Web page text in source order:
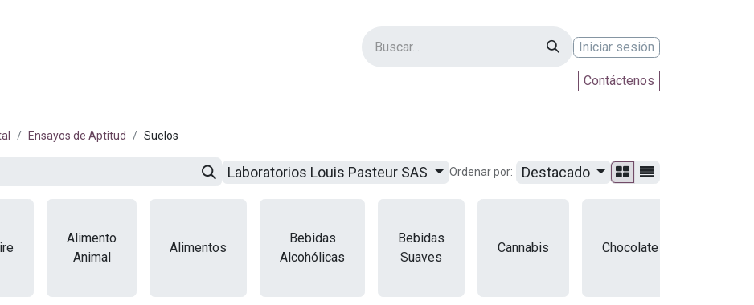
Iniciar sesión
Contáctenos
Ensayos de Aptitud Suelos
Laboratorios Louis Pasteur SAS Ordenar por: Destacado
Alimento
Animal
Alimentos
Bebidas
Alcohólicas
Bebidas
Suaves
Cannabis Chocolate